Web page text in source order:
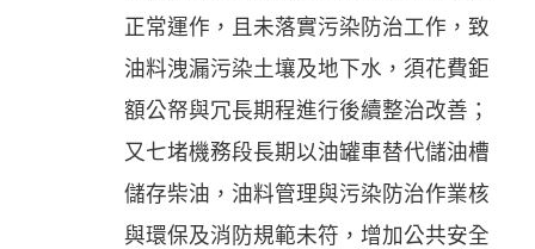
正常運作，且未落實污染防治工作，致
油料洩漏污染土壤及地下水，須花費鉅
額公帑與冗長期程進行後續整治改善；
又七堵機務段長期以油罐車替代儲油槽
儲存柴油，油料管理與污染防治作業核
與環保及消防規範未符，增加公共安全